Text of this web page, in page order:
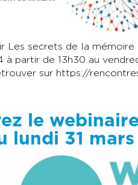
Les secrets de la mémoire
à partir de 13h30 au
sur https://
le
lundi 31